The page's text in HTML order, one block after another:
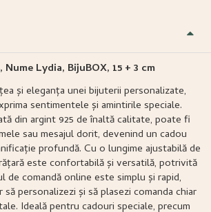
Lydia, BijuBOX, 15 + 3 cm
și eleganța unei bijuterii personalizate,
sentimentele și amintirile speciale.
din argint 925 de înaltă calitate, poate fi
sau mesajul dorit, devenind un cadou
profundă. Cu o lungime ajustabilă de
este confortabilă și versatilă, potrivită
de comandă online este simplu și rapid,
personalizezi și să plasezi comanda chiar
Ideală pentru cadouri speciale, precum